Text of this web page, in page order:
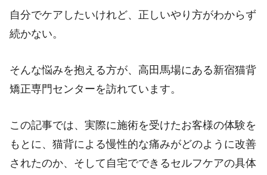
自分でケアしたいけれど、正しいやり方がわからず
続かない。
そんな悩みを抱える方が、高田馬場にある新宿猫背
矯正専門センターを訪れています。
この記事では、実際に施術を受けたお客様の体験を
もとに、猫背による慢性的な痛みがどのように改善
されたのか、そして自宅でできるセルフケアの具体